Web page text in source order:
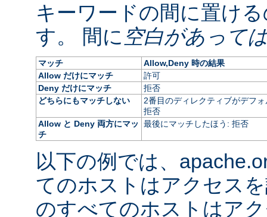
キーワードの間に置け
す。 間に 空白があって
マッチ
Allow,Deny 時の結果
Allow だけにマッチ
許可
Deny だけにマッチ
拒否
どちらにもマッチしない
2番目のディレクティブがデフ
拒否
Allow と Deny 両方にマッ
チ
最後にマッチしたほう: 拒否
以下の例では、
てのホストはアクセス
のすべてのホストはア